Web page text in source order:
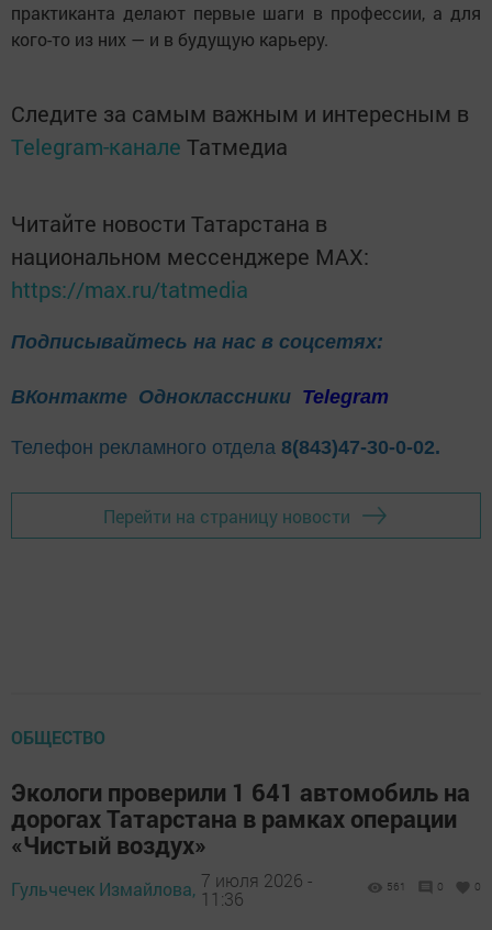
практиканта делают первые шаги в профессии, а для
кого-то из них — и в будущую карьеру.
Следите за самым важным и интересным в
Telegram-канале Татмедиа
Читайте новости Татарстана в
национальном мессенджере MАХ:
https://max.ru/tatmedia
Подписывайтесь на нас в соцсетях:
ВКонтакте Одноклассники Telegram
Телефон рекламного отдела 8(843)47-30-0-02.
Перейти на страницу новости
ОБЩЕСТВО
Экологи проверили 1 641 автомобиль на
дорогах Татарстана в рамках операции
«Чистый воздух»
Гульчечек Измайлова, 7 июля 2026 -
11:36
561 0 0